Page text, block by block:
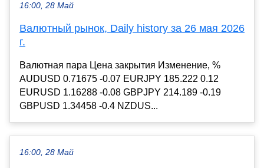
16:00, 28 Май
Валютный рынок, Daily history за 26 мая 2026
г.
Валютная пара Цена закрытия Изменение, %
AUDUSD 0.71675 -0.07 EURJPY 185.222 0.12
EURUSD 1.16288 -0.08 GBPJPY 214.189 -0.19
GBPUSD 1.34458 -0.4 NZDUS...
16:00, 28 Май